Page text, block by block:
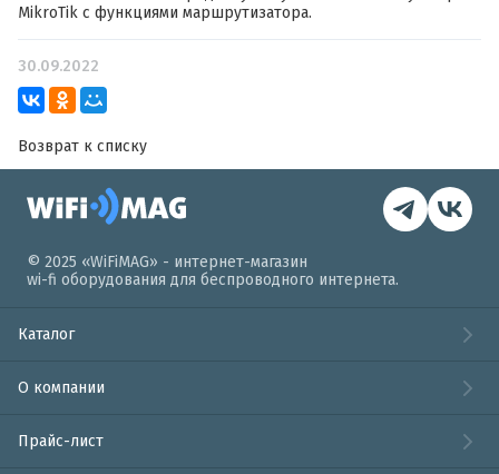
MikroTik с функциями маршрутизатора.
30.09.2022
Возврат к списку
© 2025 «WiFiMAG» - интернет-магазин
wi-fi оборудования для беспроводного интернета.
Каталог
О компании
Прайс-лист